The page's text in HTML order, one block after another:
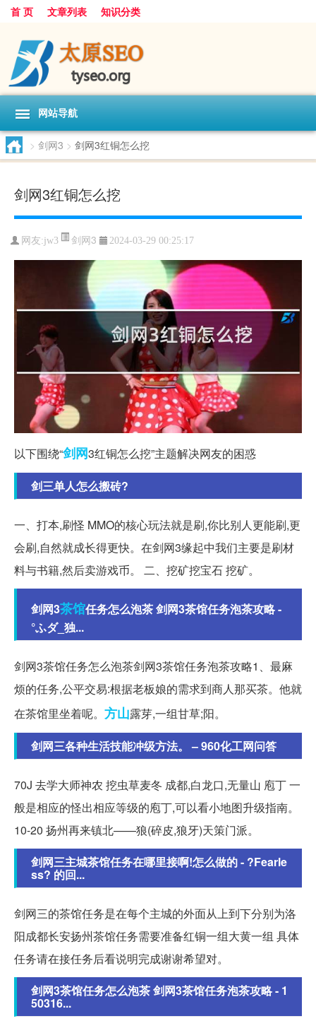
首 页 文章列表 知识分类
网站导航
> 剑网3 > 剑网3红铜怎么挖
剑网3红铜怎么挖
网友:jw3 剑网3 2024-03-29 00:25:17
以下围绕“剑网3红铜怎么挖”主题解决网友的困惑
剑三单人怎么搬砖?
一、打本,刷怪 MMO的核心玩法就是刷,你比别人更能刷,更
会刷,自然就成长得更快。在剑网3缘起中我们主要是刷材
料与书籍,然后卖游戏币。 二、挖矿挖宝石 挖矿。
剑网3茶馆任务怎么泡茶 剑网3茶馆任务泡茶攻略 -
°ふダ_独...
剑网3茶馆任务怎么泡茶剑网3茶馆任务泡茶攻略1、最麻
烦的任务,公平交易:根据老板娘的需求到商人那买茶。他就
在茶馆里坐着呢。 方山露芽,一组甘草;阳。
剑网三各种生活技能冲级方法。 – 960化工网问答
70J 去学大师神农 挖虫草麦冬 成都,白龙口,无量山 庖丁 一
般是相应的怪出相应等级的庖丁,可以看小地图升级指南。
10-20 扬州再来镇北——狼(碎皮,狼牙)天策门派。
剑网三主城茶馆任务在哪里接啊!怎么做的 - ?Fearle
ss? 的回...
剑网三的茶馆任务是在每个主城的外面从上到下分别为洛
阳成都长安扬州茶馆任务需要准备红铜一组大黄一组 具体
任务请在接任务后看说明完成谢谢希望对。
剑网3茶馆任务怎么泡茶 剑网3茶馆任务泡茶攻略 - 1
50316...